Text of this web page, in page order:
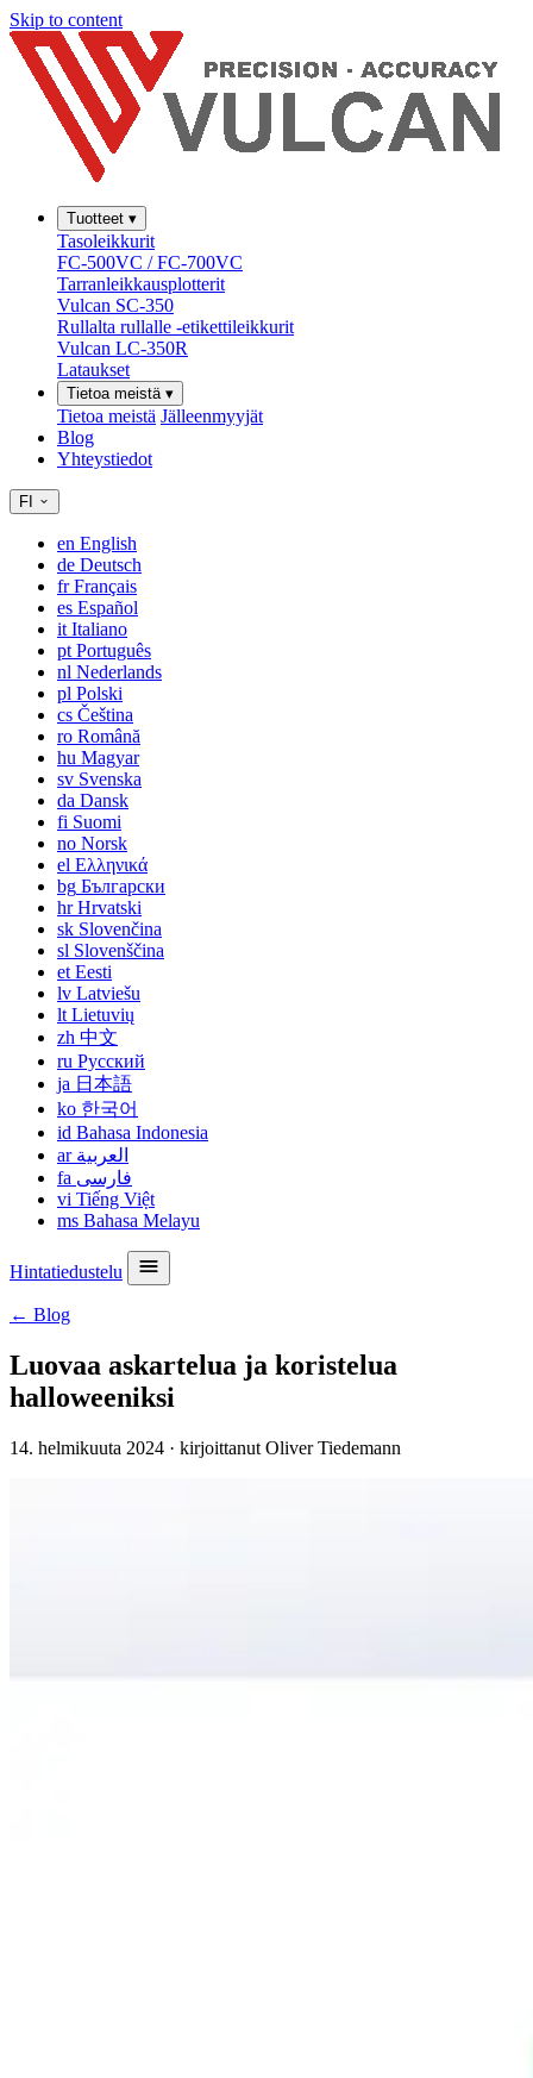
Skip to content
Tuotteet ▾
Tasoleikkurit
FC-500VC / FC-700VC
Tarranleikkausplotterit
Vulcan SC-350
Rullalta rullalle -etikettileikkurit
Vulcan LC-350R
Lataukset
Tietoa meistä ▾
Tietoa meistä Jälleenmyyjät
Blog
Yhteystiedot
FI
en English
de Deutsch
frFrançais
es Español
it Italiano
pt Português
nl Nederlands
pl Polski
cs Čeština
ro Română
hu Magyar
sv Svenska
da Dansk
fi Suomi
no Norsk
el Ελληνικά
bg Български
hrHrvatski
sk Slovenčina
sl Slovenščina
et Eesti
lv Latviešu
lt Lietuvių
zh 中文
ru Русский
ja 日本語
ko 한국어
id Bahasa Indonesia
ar العربية
fa فارسی
vi Tiếng Việt
ms Bahasa Melayu
Hintatiedustelu
← Blog
Luovaa askartelua ja koristelua
halloweeniksi
14. helmikuuta 2024 · kirjoittanut Oliver Tiedemann